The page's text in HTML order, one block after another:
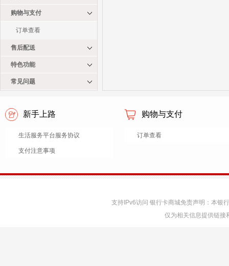
购物与支付
订单查看
售后配送
特色功能
常见问题
新手上路
生活服务平台服务协议
支付注意事项
购物与支付
订单查看
支持IPv6访问 银行卡商城免责声明：本银
仅为相关信息提供链接